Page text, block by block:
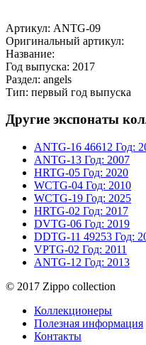
Артикул: ANTG-09
Оригинальный артикул:
Название:
Год выпуска: 2017
Раздел: angels
Тип: первый год выпуска
Другие экспонаты
ANTG-16 46612 Год:
ANTG-13 Год: 2007
HRTG-05 Год: 2020
WCTG-04 Год: 2010
WCTG-19 Год: 2025
HRTG-02 Год: 2017
DVTG-06 Год: 2019
DDTG-11 49253 Год:
VPTG-02 Год: 2011
ANTG-12 Год: 2013
© 2017 Zippo collection
Коллекционеры
Полезная информация
Контакты